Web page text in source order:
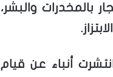
بالمخدرات والبشر،
أنباء عن قيام